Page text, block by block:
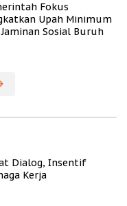
Fokus
Upah Minimum
Sosial Buruh
Dialog, Insentif
Kerja